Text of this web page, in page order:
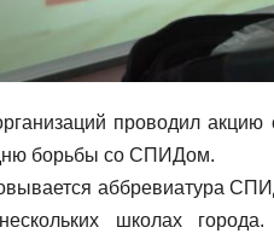
проводил
борьбы со СПИДом.
аббревиатура
школах